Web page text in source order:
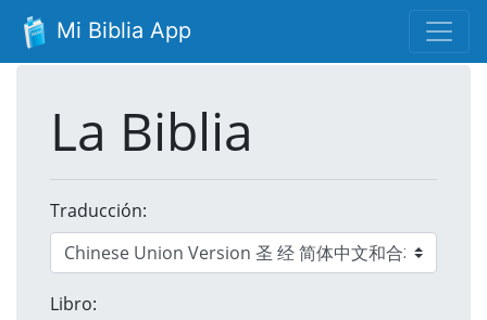
Mi Biblia App
La Biblia
Traducción:
Libro: